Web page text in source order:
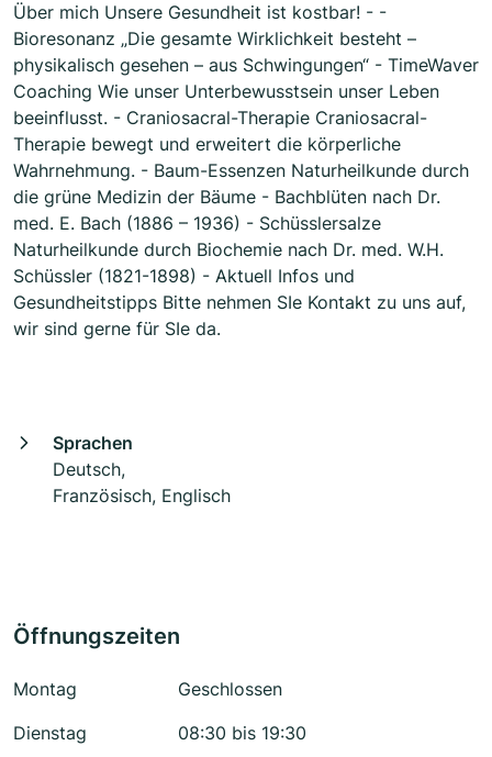
Über mich Unsere Gesundheit ist kostbar! - -
Bioresonanz „Die gesamte Wirklichkeit besteht –
physikalisch gesehen – aus Schwingungen“ - TimeWaver
Coaching Wie unser Unterbewusstsein unser Leben
beeinflusst. - Craniosacral-Therapie Craniosacral-
Therapie bewegt und erweitert die körperliche
Wahrnehmung. - Baum-Essenzen Naturheilkunde durch
die grüne Medizin der Bäume - Bachblüten nach Dr.
med. E. Bach (1886 – 1936) - Schüsslersalze
Naturheilkunde durch Biochemie nach Dr. med. W.H.
Schüssler (1821-1898) - Aktuell Infos und
Gesundheitstipps Bitte nehmen SIe Kontakt zu uns auf,
wir sind gerne für SIe da.
Sprachen
Deutsch,
Französisch, Englisch
Öffnungszeiten
Montag
Geschlossen
Dienstag
08:30 bis 19:30